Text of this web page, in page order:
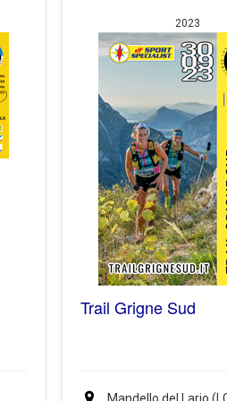
2023
Trail Grigne Sud